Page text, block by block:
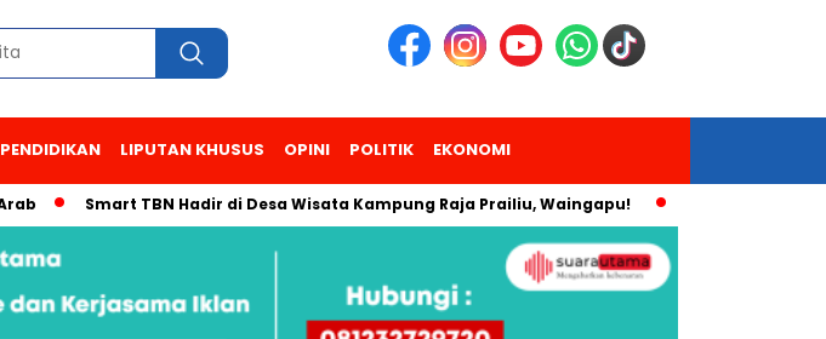
PENDIDIKAN LIPUTAN KHUSUS OPINI POLITIK EKONOMI
Smart TBN Hadir di Desa Wisata Kampung Raja Prailiu, Waingapu! Dua Pendaki Gunung